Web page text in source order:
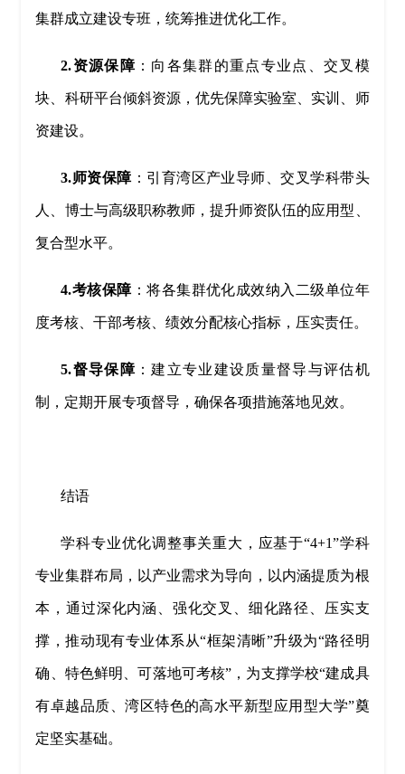
集群成立建设专班，统筹推进优化工作。
2.资源保障 ：向各集群的重点专业点、交叉模
块、科研平台倾斜资源，优先保障实验室、实训、师
资建设。
3.师资保障：引育湾区产业导师、交叉学科带头
人、博士与高级职称教师，提升师资队伍的应用型、
复合型水平。
4.考核保障：将各集群优化成效纳入二级单位年
度考核、干部考核、绩效分配核心指标，压实责任。
5.督导保障 ：建立专业建设质量督导与评估机
制，定期开展专项督导，确保各项措施落地见效。
结语
学科专业优化调整事关重大，应基于“4+1”学科
专业集群布局，以产业需求为导向，以内涵提质为根
本，通过深化内涵、强化交叉、细化路径、压实支
撑，推动现有专业体系从“框架清晰”升级为“路径明
确、特色鲜明、可落地可考核”，为支撑学校“建成具
有卓越品质、湾区特色的高水平新型应用型大学”奠
定坚实基础。